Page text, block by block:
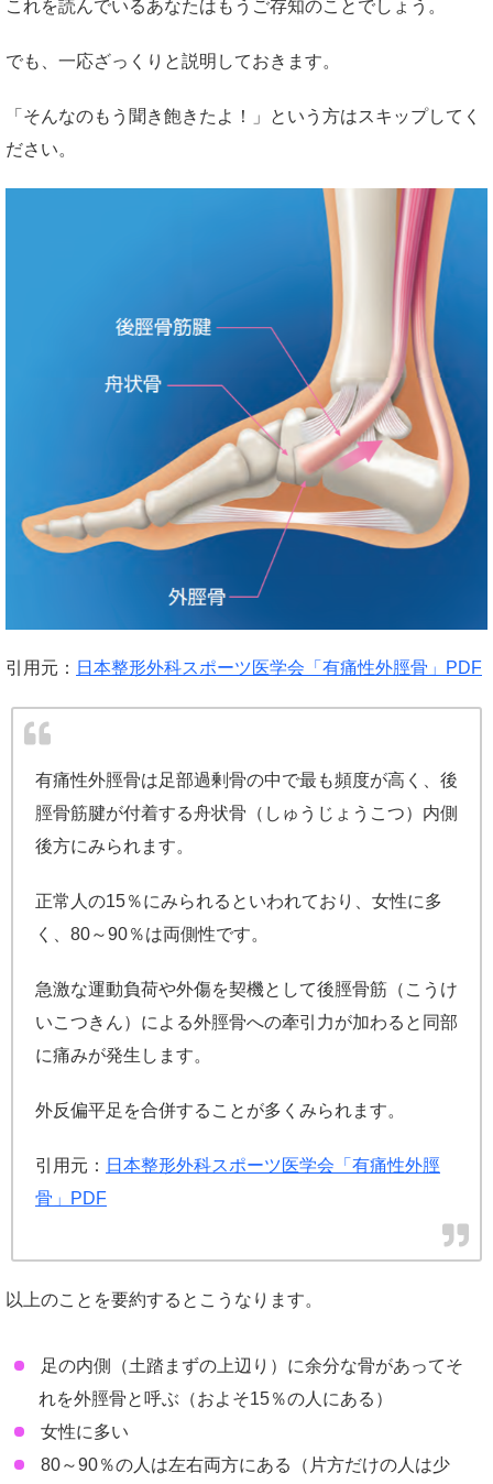
これを読んでいるあなたはもうご存知のことでしょう。
でも、一応ざっくりと説明しておきます。
「そんなのもう聞き飽きたよ！」という方はスキップしてく
ださい。
引用元： 日本整形外科スポーツ医学会「有痛性外脛骨」PDF
有痛性外脛骨は足部過剰骨の中で最も頻度が高く、後
脛骨筋腱が付着する舟状骨（しゅうじょうこつ）内側
後方にみられます。
正常人の15％にみられるといわれており、女性に多
く、80～90％は両側性です。
急激な運動負荷や外傷を契機として後脛骨筋（こうけ
いこつきん）による外脛骨への牽引力が加わると同部
に痛みが発生します。
外反偏平足を合併することが多くみられます。
引用元： 日本整形外科スポーツ医学会「有痛性外脛
骨」PDF
以上のことを要約するとこうなります。
足の内側（土踏まずの上辺り）に余分な骨があってそ
れを外脛骨と呼ぶ（およそ15％の人にある）
女性に多い
80～90％の人は左右両方にある（片方だけの人は少